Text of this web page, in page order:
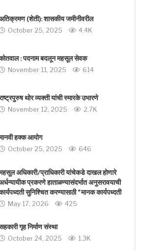
(शेती): शासकीय जमीनीवरील
October 25, 2025 4.4K
: पदनाम बदलून महसूल सेवक
November 11, 2025 614
थोर व्यक्ती यांची स्मारके उभारणे
November 12, 2025 2.7K
हक्‍क आयोग
October 25, 2025 646
अधिकारी/प्राधिकारी यांचेकडे दाखल होणारे
प्रकरणे हाताळण्यासंदर्भात अनुसरावयाची
सुनिश्चित करण्यासाठी “मानक कार्यपध्दती
May 17, 2026 425
गृह निर्माण संस्था
October 24, 2025 1.3K